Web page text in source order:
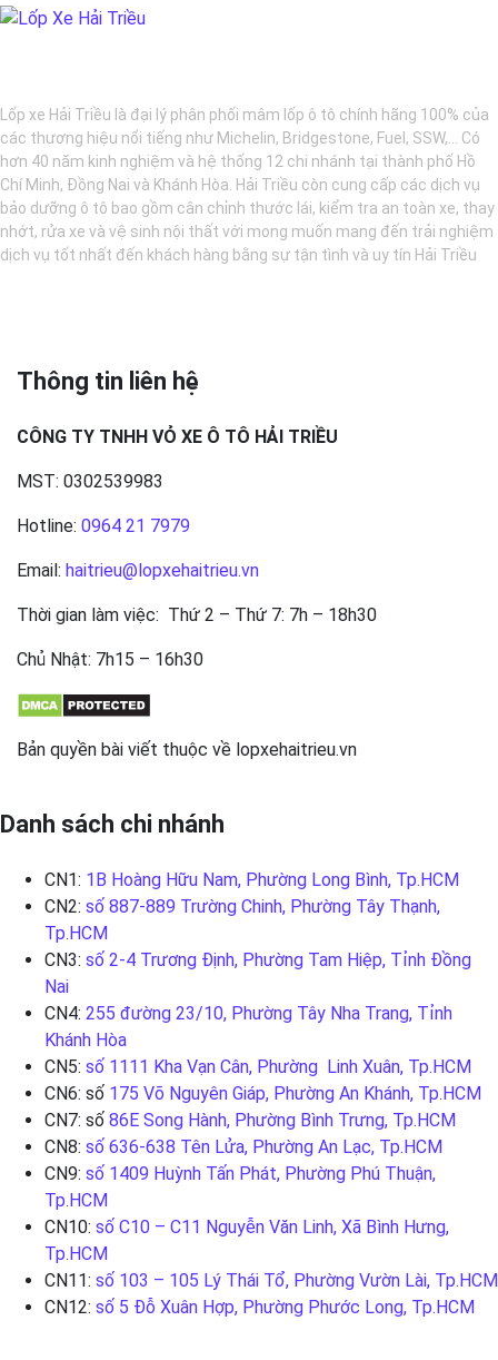
Lốp xe Hải Triều là đại lý phân phối mâm lốp ô tô chính hãng 100% của
các thương hiệu nổi tiếng như Michelin, Bridgestone, Fuel, SSW,... Có
hơn 40 năm kinh nghiệm và hệ thống 12 chi nhánh tại thành phố Hồ
Chí Minh, Đồng Nai và Khánh Hòa. Hải Triều còn cung cấp các dịch vụ
bảo dưỡng ô tô bao gồm cân chỉnh thước lái, kiểm tra an toàn xe, thay
nhớt, rửa xe và vệ sinh nội thất với mong muốn mang đến trải nghiệm
dịch vụ tốt nhất đến khách hàng bằng sự tận tình và uy tín Hải Triều
Thông tin liên hệ
CÔNG TY TNHH VỎ XE Ô TÔ HẢI TRIỀU
MST: 0302539983
Hotline: 0964 21 7979
Email: haitrieu@lopxehaitrieu.vn
Thời gian làm việc: Thứ 2 – Thứ 7: 7h – 18h30
Chủ Nhật: 7h15 – 16h30
Bản quyền bài viết thuộc về lopxehaitrieu.vn
Danh sách chi nhánh
CN1: 1B Hoàng Hữu Nam, Phường Long Bình, Tp.HCM
CN2: số 887-889 Trường Chinh, Phường Tây Thạnh,
Tp.HCM
CN3: số 2-4 Trương Định, Phường Tam Hiệp, Tỉnh Đồng
Nai
CN4: 255 đường 23/10, Phường Tây Nha Trang, Tỉnh
Khánh Hòa
CN5: số 1111 Kha Vạn Cân, Phường Linh Xuân, Tp.HCM
CN6: số 175 Võ Nguyên Giáp, Phường An Khánh, Tp.HCM
CN7: số 86E Song Hành, Phường Bình Trưng, Tp.HCM
CN8: số 636-638 Tên Lửa, Phường An Lạc, Tp.HCM
CN9: số 1409 Huỳnh Tấn Phát, Phường Phú Thuận,
Tp.HCM
CN10: số C10 – C11 Nguyễn Văn Linh, Xã Bình Hưng,
Tp.HCM
CN11: số 103 – 105 Lý Thái Tổ, Phường Vườn Lài, Tp.HCM
CN12: số 5 Đỗ Xuân Hợp, Phường Phước Long, Tp.HCM